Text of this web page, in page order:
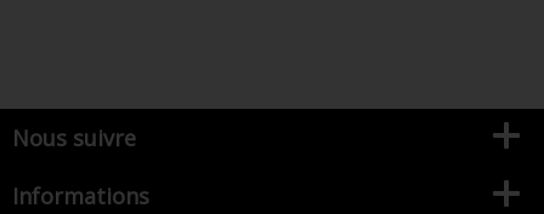
Nous suivre
Informations